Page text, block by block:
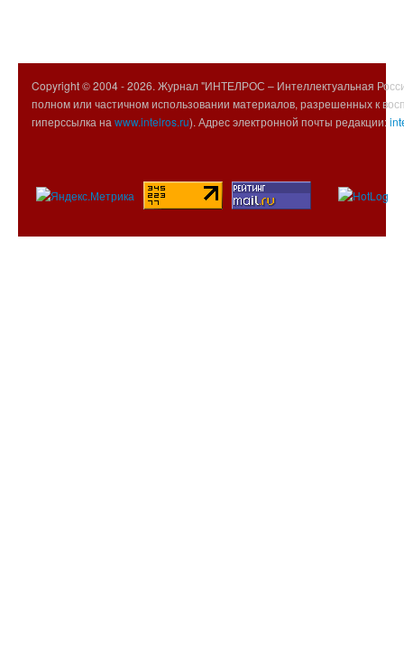
Copyright © 2004 -2026. Журнал "ИНТЕЛРОС – Интеллектуальная
полном или частичном использовании материалов, разрешенных к
гиперссылка на www.intelros.ru). Адрес электронной почты редакции: